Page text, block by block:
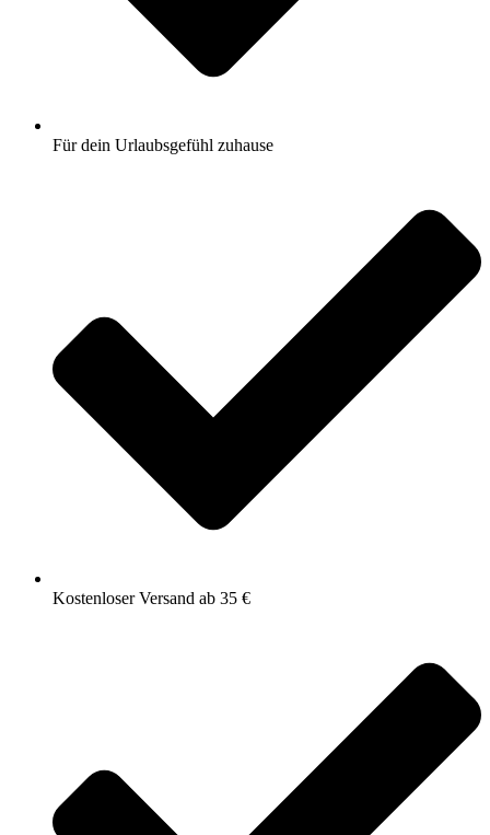
Für dein Urlaubsgefühl zuhause
Kostenloser Versand ab 35 €